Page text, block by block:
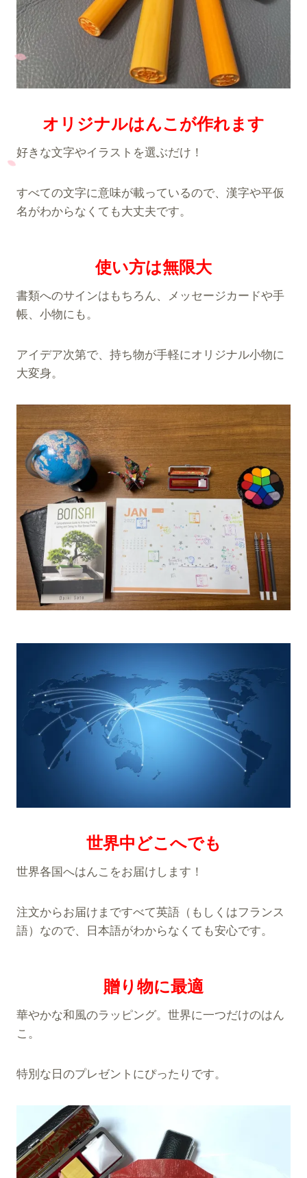
A
N
K
O
S
H
P
サ
ー
ー
開
ら
せ
！
オリジナルはんこが作れます
好きな文字やイラストを選ぶだけ！
すべての文字に意味が載っているので、漢字や平仮
名がわからなくても大丈夫です。
使い方は無限大
書類へのサインはもちろん、メッセージカードや手
帳、小物にも。
アイデア次第で、持ち物が手軽にオリジナル小物に
大変身。
世界中どこへでも
世界各国へはんこをお届けします！
注文からお届けまですべて英語（もしくはフランス
語）なので、日本語がわからなくても安心です。
贈り物に最適
華やかな和風のラッピング。世界に一つだけのはん
こ。
特別な日のプレゼントにぴったりです。